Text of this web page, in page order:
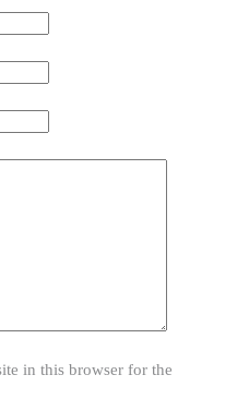
in this browser for the